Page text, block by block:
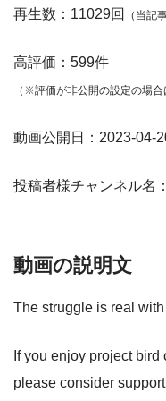
再生数：11029回 （当記
高評価：599件
（※評価が非公開の設定の場合
動画公開日：2023-04-
投稿者様チャンネル名
動画の説明文
The struggle is real
If you enjoy project
please consider